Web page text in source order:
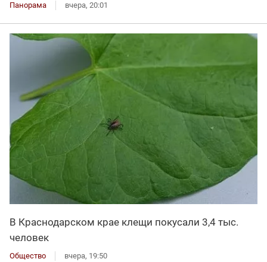
Панорама вчера, 20:01
В Краснодарском крае клещи покусали 3,4 тыс.
человек
Общество вчера, 19:50